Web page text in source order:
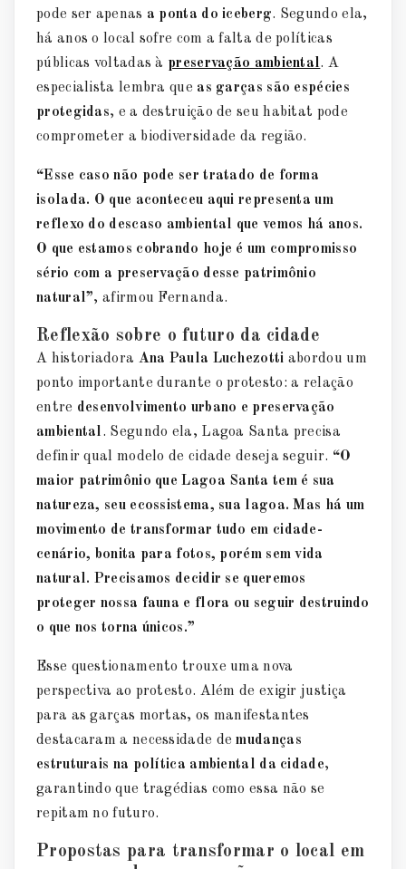
pode ser apenas a ponta do iceberg. Segundo ela,
há anos o local sofre com a falta de políticas
públicas voltadas à preservação ambiental. A
especialista lembra que as garças são espécies
protegidas, e a destruição de seu habitat pode
comprometer a biodiversidade da região.
“Esse caso não pode ser tratado de forma
isolada. O que aconteceu aqui representa um
reflexo do descaso ambiental que vemos há anos.
O que estamos cobrando hoje é um compromisso
sério com a preservação desse patrimônio
natural”, afirmou Fernanda.
Reflexão sobre o futuro da cidade
A historiadora Ana Paula Luchezotti abordou um
ponto importante durante o protesto: a relação
entre desenvolvimento urbano e preservação
ambiental. Segundo ela, Lagoa Santa precisa
definir qual modelo de cidade deseja seguir. “O
maior patrimônio que Lagoa Santa tem é sua
natureza, seu ecossistema, sua lagoa. Mas há um
movimento de transformar tudo em cidade-
cenário, bonita para fotos, porém sem vida
natural. Precisamos decidir se queremos
proteger nossa fauna e flora ou seguir destruindo
o que nos torna únicos.”
Esse questionamento trouxe uma nova
perspectiva ao protesto. Além de exigir justiça
para as garças mortas, os manifestantes
destacaram a necessidade demudanças
estruturais na política ambiental da cidade,
garantindo que tragédias como essa não se
repitam no futuro.
Propostas para transformar o local em